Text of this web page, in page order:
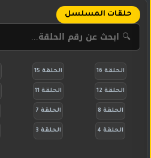
حلقات المسلسل
الحلقة 16 الحلقة 15
الحلقة 12 الحلقة 11
الحلقة 8 الحلقة 7
الحلقة 4 الحلقة 3